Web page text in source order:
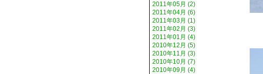
2011年05月 (2)
2011年04月 (6)
2011年03月 (1)
2011年02月 (3)
2011年01月 (4)
2010年12月 (5)
2010年11月 (3)
2010年10月 (7)
2010年09月 (4)